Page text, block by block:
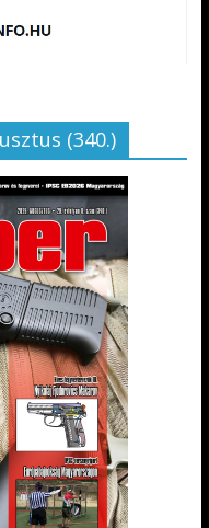
(340.)